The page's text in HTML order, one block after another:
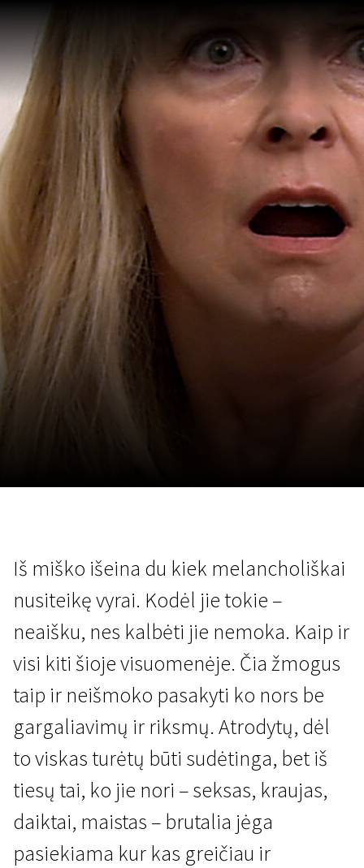
Iš miško išeina du kiek melancholiškai
nusiteikę vyrai. Kodėl jie tokie –
neaišku, nes kalbėti jie nemoka. Kaip ir
visi kiti šioje visuomenėje. Čia žmogus
taip ir neišmoko pasakyti ko nors be
gargaliavimų ir riksmų. Atrodytų, dėl
to viskas turėtų būti sudėtinga, bet iš
tiesų tai, ko jie nori – seksas, kraujas,
daiktai, maistas – brutalia jėga
pasiekiama kur kas greičiau ir